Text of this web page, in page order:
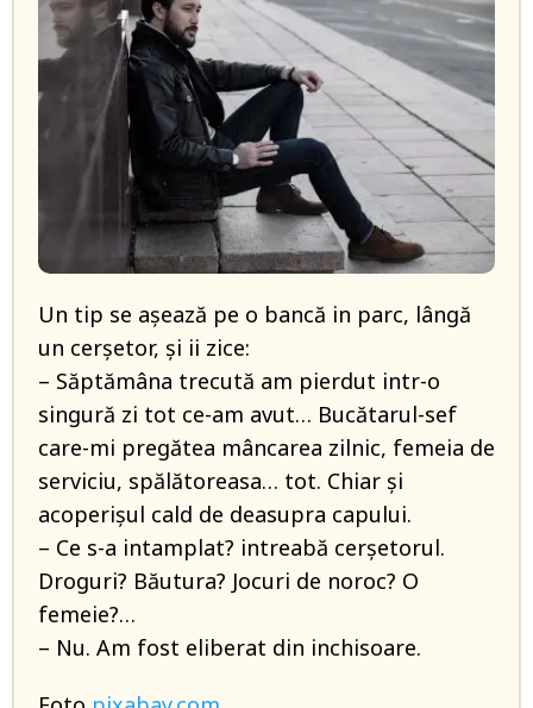
Un tip se așează pe o bancă in parc, lângă
un cerșetor, și ii zice:
– Săptămâna trecută am pierdut intr-o
singură zi tot ce-am avut… Bucătarul-sef
care-mi pregătea mâncarea zilnic, femeia de
serviciu, spălătoreasa… tot. Chiar și
acoperișul cald de deasupra capului.
– Ce s-a intamplat? intreabă cerșetorul.
Droguri? Băutura? Jocuri de noroc? O
femeie?…
– Nu. Am fost eliberat din inchisoare.